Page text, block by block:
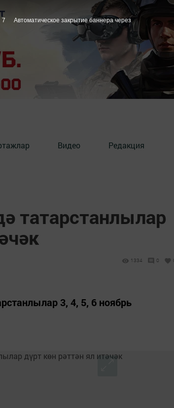
Видео Редакция
татарстанлылар
1334 0
3, 4, 5, 6 ноябрь
6 Автоматическое закрытие баннера через